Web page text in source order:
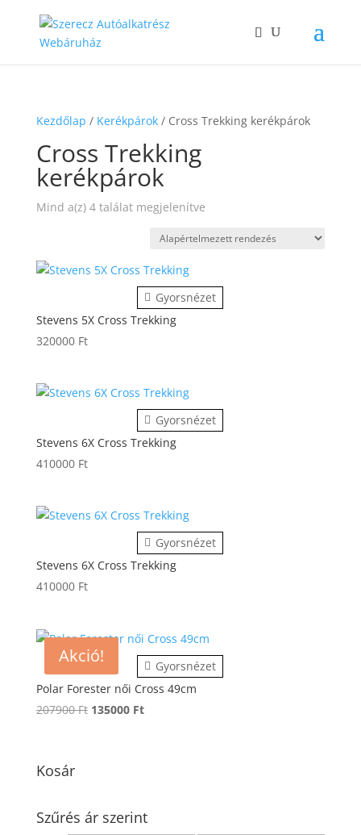
Kezdőlap / Kerékpárok/ Cross Trekking kerékpárok
Cross Trekking
kerékpárok
Mind a(z) 4 találat megjelenítve
Gyorsnézet
Stevens 5X Cross Trekking
320000 Ft
Gyorsnézet
Stevens 6X Cross Trekking
410000 Ft
Gyorsnézet
Stevens 6X Cross Trekking
410000 Ft
Akció!
Gyorsnézet
Polar Forester női Cross 49cm
207900Ft Original
135000 FtCurrent
Kosár
Szűrés ár szerint